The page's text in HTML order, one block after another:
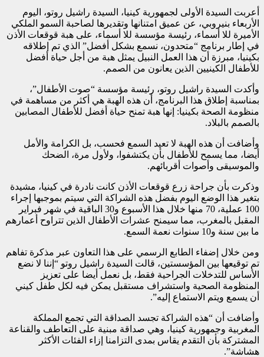
أعربت السيدة الأولى لجمهورية كينيا، السيدة راشيل روتو، اليوم
الأربعاء بنيروبي، عن عميق امتنانها وتقديرها لصاحبة السمو الملكي
الأميرة للا أسماء، رئيسة مؤسسة للا أسماء، على هبة قوقعات الأذن
في إطار برنامج “متحدون، نسمع بشكل أفضل” الذي تم إطلاقه
بكينيا، مبرزة أن هذا العمل النبيل يمثل هبة من أجل حياة أفضل
للأطفال الكينيين الذين يعانون من الصمم.
وأكدت السيدة راشيل روتو، رئيسة مؤسسة “صوت الأطفال”،
بمناسبة إطلاق هذا البرنامج، أن هذه الهبة هي أكثر من مساهمة في
منظومة الصحة بكينيا: إنها هبة تمنح حياة أفضل للأطفال المصابين
بالصمم بالبلاد.
وأضافت أن هذه الهبة لا تعيد السمع فحسب، بل الكرامة والأمل
أيضا، مما يسمح للأطفال بأن يكتشفوا، ولأول مرة، الضحك
والموسيقى وأصوات أقربائهم.
وذكرت بأن جراحة زرع قوقعات الأذن كانت نادرة في كينيا، مشيدة
بتغير هذا الوضع اليوم بفضل هذه الشراكة التي سيتم بموجبها إجراء
100 عملية، 70 منها خلال هذا الأسبوع و30 الباقية في شهر فبراير
المقبل بالمغرب، مما سيمنح عشرات الأطفال الذين تتراوح أعمارهم
ما بين سنة و10 سنوات نعمة السمع.
ومن خلال إضفاء الطابع الرسمي على هذا التعاون عبر مذكرة تفاهم
تم توقيعها بين المؤسستين، قالت السيدة راشيل روتو “إننا لا نضع
الأساس للتدخلات الجراحية فقط، بل نعمل أيضا على تعزيز
المنظومة الصحية واستشراف مستقبل يمكن فيه لكل طفل كيني
أن يسمع ويتم الاستماع إليه”.
وأضافت أن “هذه الشراكة تجسد الصداقة التي تجمع المملكة
المغربية وجمهورية كينيا، وهي صداقة مبنية على التعاطف والقناعة
المشتركة بأن التقدم يقاس بمدى التزامنا إزاء الفئات الأكثر
هشاشة”.